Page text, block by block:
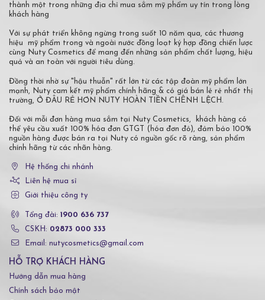
thành một trong những địa chỉ mua sắm mỹ phẩm uy tín trong lòng
khách hàng
Với sự phát triển không ngừng trong suốt 10 năm qua, các thương
hiệu mỹ phẩm trong và ngoài nước đồng loạt ký hợp đồng chiến lược
cùng Nuty Cosmetics để mang đến những sản phẩm chất lượng, hiệu
quả và an toàn với người tiêu dùng.
Đồng thời nhờ sự "hậu thuẫn" rất lớn từ các tập đoàn mỹ phẩm lớn
mạnh, Nuty cam kết mỹ phẩm chính hãng & có giá bán lẻ rẻ nhất thị
trường, Ở ĐÂU RẺ HƠN NUTY HOÀN TIỀN CHÊNH LỆCH.
Đối với mỗi đơn hàng mua sắm tại Nuty Cosmetics, khách hàng có
thể yêu cầu xuất 100% hóa đơn GTGT (hóa đơn đỏ), đảm bảo 100%
nguồn hàng được bán ra tại Nuty có nguồn gốc rõ ràng, sản phẩm
chính hãng từ các nhãn hàng.
Hệ thống chi nhánh
Liên hệ mua sỉ
Giới thiệu công ty
Tổng đài: 1900 636 737
CSKH: 02873 000 333
Email: nutycosmetics@gmail.com
HỖ TRỢ KHÁCH HÀNG
Hướng dẫn mua hàng
Chính sách bảo mật